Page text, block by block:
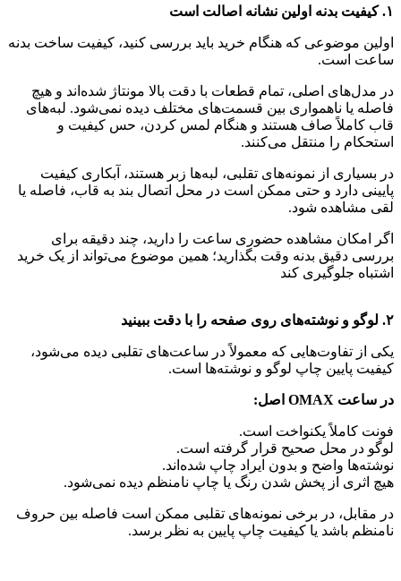
۱. کیفیت بدنه اولین نشانه اصالت است
اولین موضوعی که هنگام خرید باید بررسی کنید، کیفیت ساخت بدنه
ساعت است.
در مدل‌های اصلی، تمام قطعات با دقت بالا مونتاژ شده‌اند و هیچ
فاصله یا ناهمواری بین قسمت‌های مختلف دیده نمی‌شود. لبه‌های
قاب کاملاً صاف هستند و هنگام لمس کردن، حس کیفیت و
استحکام را منتقل می‌کنند.
در بسیاری از نمونه‌های تقلبی، لبه‌ها زبر هستند، آبکاری کیفیت
پایینی دارد و حتی ممکن است در محل اتصال بند به قاب، فاصله یا
لقی مشاهده شود.
اگر امکان مشاهده حضوری ساعت را دارید، چند دقیقه برای
بررسی دقیق بدنه وقت بگذارید؛ همین موضوع می‌تواند از یک خرید
اشتباه جلوگیری کند
۲. لوگو و نوشته‌های روی صفحه را با دقت ببینید
یکی از تفاوت‌هایی که معمولاً در ساعت‌های تقلبی دیده می‌شود،
کیفیت پایین چاپ لوگو و نوشته‌ها است.
در ساعت OMAX اصل:
فونت کاملاً یکنواخت است.
لوگو در محل صحیح قرار گرفته است.
نوشته‌ها واضح و بدون ایراد چاپ شده‌اند.
هیچ اثری از پخش شدن رنگ یا چاپ نامنظم دیده نمی‌شود.
در مقابل، در برخی نمونه‌های تقلبی ممکن است فاصله بین حروف
نامنظم باشد یا کیفیت چاپ پایین به نظر برسد.